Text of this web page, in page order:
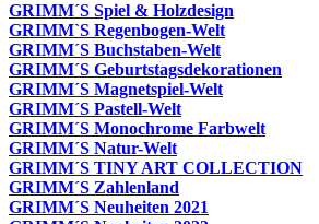
GRIMM´S Spiel & Holzdesign
GRIMM`S Regenbogen-Welt
GRIMM´S Buchstaben-Welt
GRIMM´S Geburtstagsdekorationen
GRIMM´S Magnetspiel-Welt
GRIMM´S Pastell-Welt
GRIMM´S Monochrome Farbwelt
GRIMM´S Natur-Welt
GRIMM´S TINY ART COLLECTION
GRIMM´S Zahlenland
GRIMM´S Neuheiten 2021